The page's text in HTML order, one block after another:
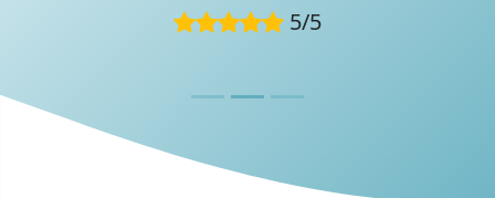
5/5